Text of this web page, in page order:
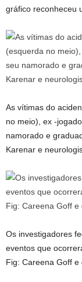
gráfico reconheceu
As vítimas do
no meio), ex -
namorado e
Karenar e
Os investigadores
eventos que
Fig: Careena Goff